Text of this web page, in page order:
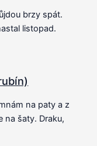
brzy spát.
listopad.
na paty a z
na šaty. Draku,